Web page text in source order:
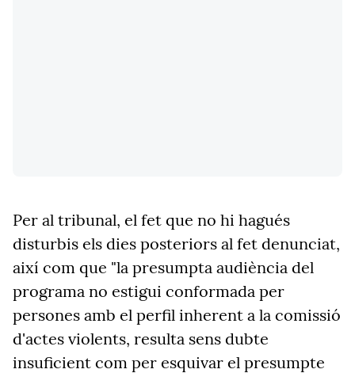
Per al tribunal, el fet que no hi hagués
disturbis els dies posteriors al fet denunciat,
així com que "la presumpta audiència del
programa no estigui conformada per
persones amb el perfil inherent a la comissió
d'actes violents, resulta sens dubte
insuficient com per esquivar el presumpte